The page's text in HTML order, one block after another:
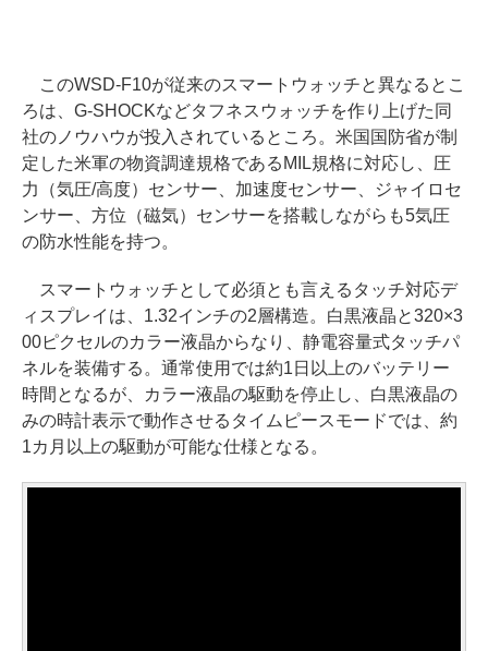
このWSD-F10が従来のスマートウォッチと異なるとこ
ろは、G-SHOCKなどタフネスウォッチを作り上げた同
社のノウハウが投入されているところ。米国国防省が制
定した米軍の物資調達規格であるMIL規格に対応し、圧
力（気圧/高度）センサー、加速度センサー、ジャイロセ
ンサー、方位（磁気）センサーを搭載しながらも5気圧
の防水性能を持つ。
スマートウォッチとして必須とも言えるタッチ対応デ
ィスプレイは、1.32インチの2層構造。白黒液晶と320×3
00ピクセルのカラー液晶からなり、静電容量式タッチパ
ネルを装備する。通常使用では約1日以上のバッテリー
時間となるが、カラー液晶の駆動を停止し、白黒液晶の
みの時計表示で動作させるタイムピースモードでは、約
1カ月以上の駆動が可能な仕様となる。